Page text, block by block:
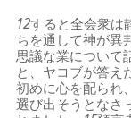
12すると全会衆は
ちを通して神が異
思議な業について
と、ヤコブが答え
初めに心を配られ
選び出そうとなさ